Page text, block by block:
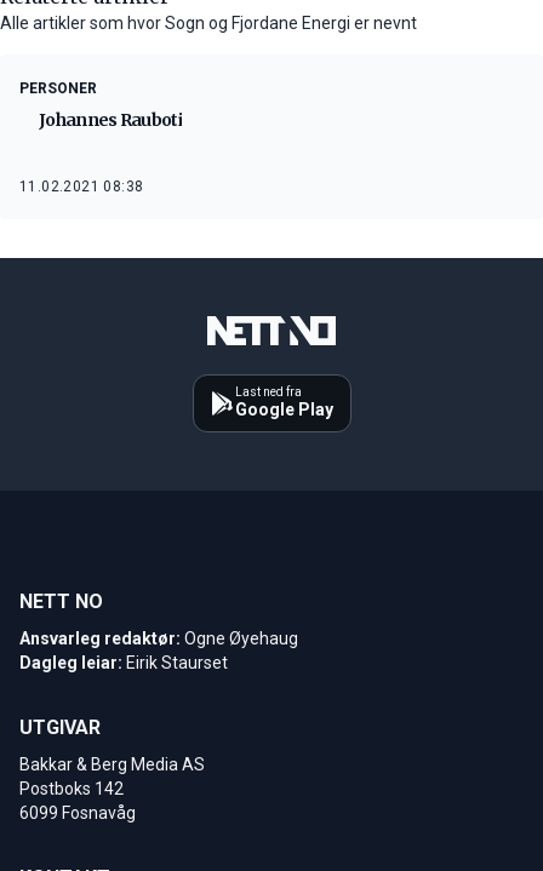
Alle artikler som hvor Sogn og Fjordane Energi er nevnt
PERSONER
Johannes Rauboti
11.02.2021 08:38
Last ned fra
Google Play
NETT NO
Ansvarleg redaktør: Ogne Øyehaug
Dagleg leiar: Eirik Staurset
UTGIVAR
Bakkar & Berg Media AS
Postboks 142
6099 Fosnavåg